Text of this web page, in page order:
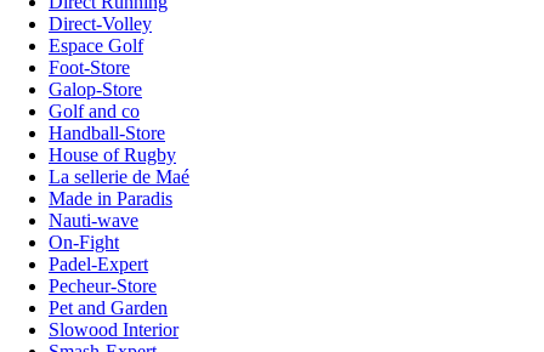
Direct-Volley
Espace Golf
Foot-Store
Galop-Store
Golf and co
Handball-Store
House of Rugby
La sellerie de Maé
Made in Paradis
Nauti-wave
On-Fight
Padel-Expert
Pecheur-Store
Pet and Garden
Slowood Interior